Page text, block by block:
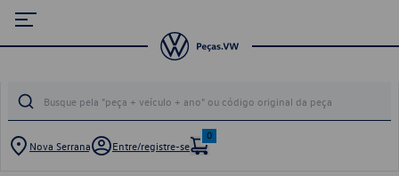
Nova Serrana Entre/registre-se
0